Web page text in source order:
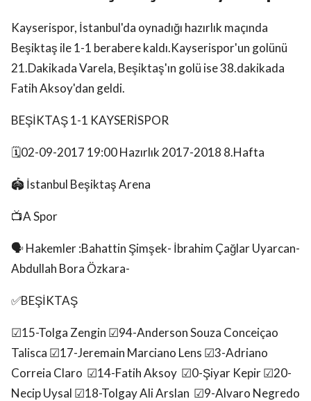
Kayserispor, İstanbul'da oynadığı hazırlık maçında
Beşiktaş ile 1-1 berabere kaldı.Kayserispor'un golünü
21.Dakikada Varela, Beşiktaş'ın golü ise 38.dakikada
Fatih Aksoy'dan geldi.
BEŞİKTAŞ 1-1 KAYSERİSPOR
🗓️02-09-2017 19:00 Hazırlık 2017-2018 8.Hafta
🏟️ İstanbul Beşiktaş Arena
📺A Spor
🗣 Hakemler :Bahattin Şimşek- İbrahim Çağlar Uyarcan-
Abdullah Bora Özkara-
✅️BEŞİKTAŞ
☑15-Tolga Zengin ☑94-Anderson Souza Conceiçao
Talisca ☑17-Jeremain Marciano Lens ☑3-Adriano
Correia Claro ☑14-Fatih Aksoy ☑0-Şiyar Kepir ☑20-
Necip Uysal ☑18-Tolgay Ali Arslan ☑9-Alvaro Negredo